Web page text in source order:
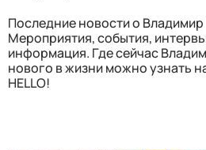
Последние новости о
Мероприятия, события,
информация. Где сейчас
нового в жизни можно узнать
HELLO!